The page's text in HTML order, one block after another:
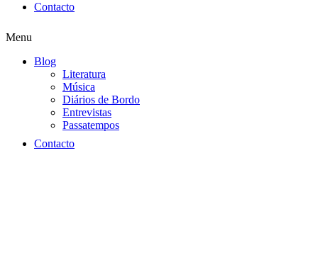
Contacto
Menu
Blog
Literatura
Música
Diários de Bordo
Entrevistas
Passatempos
Contacto